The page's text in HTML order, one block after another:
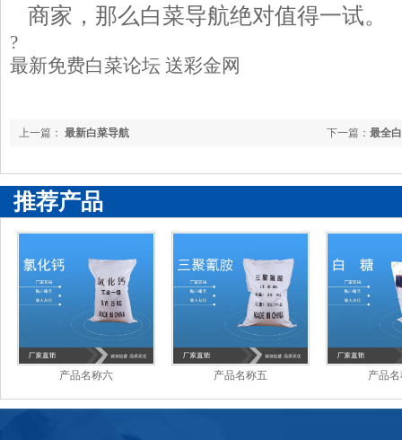
商家，那么白菜导航绝对值得一试。
?
最新免费白菜论坛 送彩金网
下一篇： 最全
上一篇： 最新白菜导航
推荐产品
产品名称六 产品名称五 产品